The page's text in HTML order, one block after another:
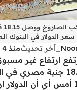
سعر الدولار في البنوك
آخر تحديثمنذ 4 سنوات
ارتفاع غير
سعر الدولار إلي 18.15 جنية